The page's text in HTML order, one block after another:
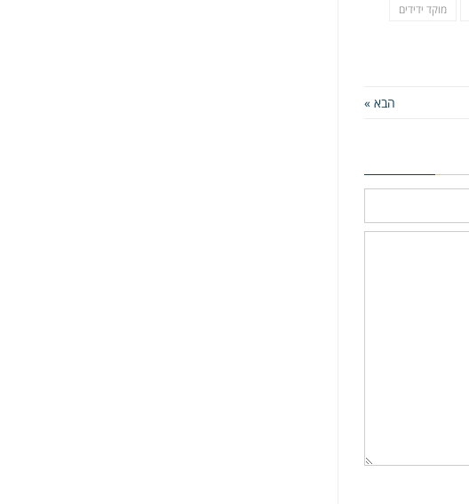
מוקד ידידים
הבא »